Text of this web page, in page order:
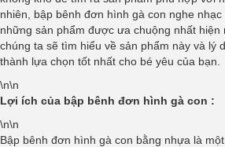
nhiên, bập bênh đơn hình gà con nghe
những sản phẩm được ưa chuộng nhất hiện
chúng ta sẽ tìm hiểu về sản phẩm này và lý
thành lựa chọn tốt nhất cho bé yêu của bạn.
\n\n
Lợi ích của bập bênh đơn hình gà con :
\n\n
Bập bênh đơn hình gà con bằng nhựa là